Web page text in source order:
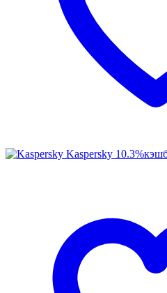
Kaspersky 10.3%